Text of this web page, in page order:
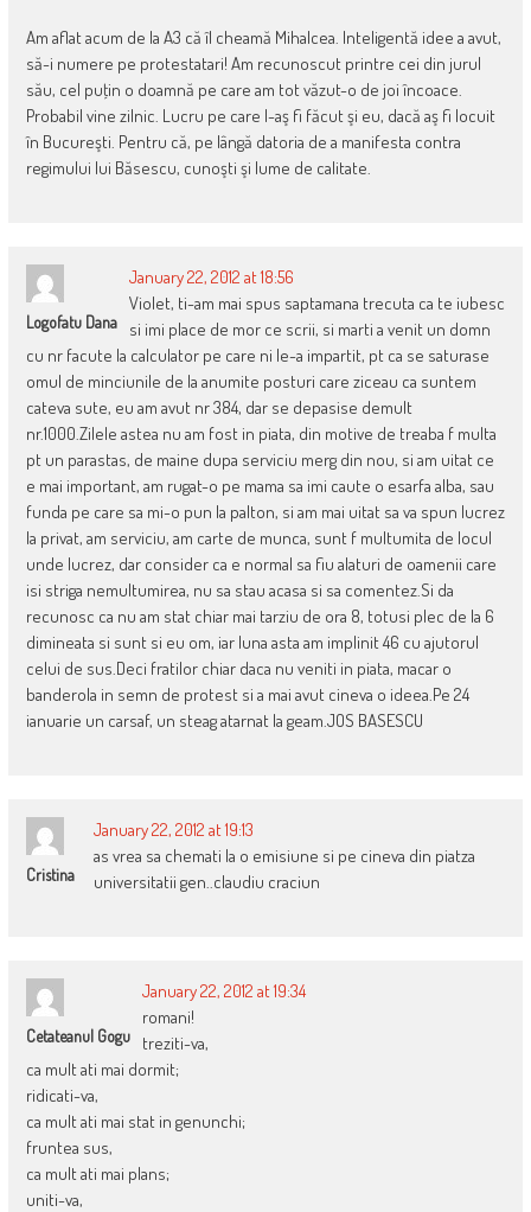
Am aflat acum de la A3 că îl cheamă Mihalcea. Inteligentă idee a avut,
să-i numere pe protestatari! Am recunoscut printre cei din jurul
său, cel puţin o doamnă pe care am tot văzut-o de joi încoace.
Probabil vine zilnic. Lucru pe care l-aş fi făcut şi eu, dacă aş fi locuit
în Bucureşti. Pentru că, pe lângă datoria de a manifesta contra
regimului lui Băsescu, cunoşti şi lume de calitate.
Logofatu Dana
January 22, 2012 at 18:56
Violet, ti-am mai spus saptamana trecuta ca te iubesc
si imi place de mor ce scrii, si marti a venit un domn
cu nr facute la calculator pe care ni le-a impartit, pt ca se saturase
omul de minciunile de la anumite posturi care ziceau ca suntem
cateva sute, eu am avut nr 384, dar se depasise demult
nr.1000.Zilele astea nu am fost in piata, din motive de treaba f multa
pt un parastas, de maine dupa serviciu merg din nou, si am uitat ce
e mai important, am rugat-o pe mama sa imi caute o esarfa alba, sau
funda pe care sa mi-o pun la palton, si am mai uitat sa va spun lucrez
la privat, am serviciu, am carte de munca, sunt f multumita de locul
unde lucrez, dar consider ca e normal sa fiu alaturi de oamenii care
isi striga nemultumirea, nu sa stau acasa si sa comentez.Si da
recunosc ca nu am stat chiar mai tarziu de ora 8, totusi plec de la 6
dimineata si sunt si eu om, iar luna asta am implinit 46 cu ajutorul
celui de sus.Deci fratilor chiar daca nu veniti in piata, macar o
banderola in semn de protest si a mai avut cineva o ideea.Pe 24
ianuarie un carsaf, un steag atarnat la geam.JOS BASESCU
Cristina
January 22, 2012 at 19:13
as vrea sa chemati la o emisiune si pe cineva din piatza
universitatii gen..claudiu craciun
Cetateanul Gogu
January 22, 2012 at 19:34
romani!
treziti-va,
ca mult ati mai dormit;
ridicati-va,
ca mult ati mai stat in genunchi;
fruntea sus,
ca mult ati mai plans;
uniti-va,